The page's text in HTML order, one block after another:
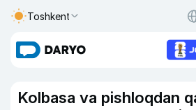
Toshkent
Kolbasa va pishloqdan